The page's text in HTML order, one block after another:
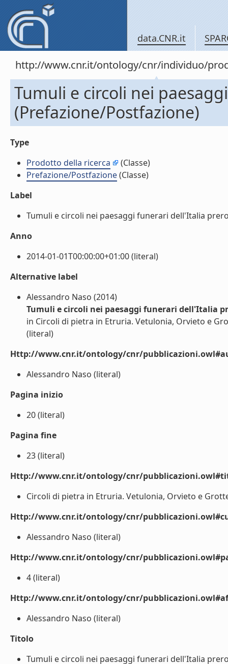
data.CNR.it
http://www.cnr.it/ontology/cnr/individuo/
Tumuli e circoli nei
(Prefazione/Postfazione)
Type
Prodotto della ricerca
(Classe)
Prefazione/Postfazione(Classe)
Label
Tumuli e circoli nei paesaggi funerari dell'Italia
Anno
2014-01-01T00:00:00+01:00 (literal)
Alternative label
Alessandro Naso (2014)
Tumuli e circoli nei paesaggi funerari dell'Italia
in Circoli di pietra in Etruria. Vetulonia, Orvieto e
(literal)
Http://www.cnr.it/ontology/cnr/
Alessandro Naso (literal)
Pagina inizio
20 (literal)
Pagina fine
23 (literal)
Http://www.cnr.it/ontology/cnr/
Circoli di pietra in Etruria. Vetulonia, Orvieto e
Http://www.cnr.it/ontology/cnr/
Alessandro Naso (literal)
Http://www.cnr.it/ontology/cnr/
4 (literal)
Http://www.cnr.it/ontology/cnr/
Alessandro Naso (literal)
Titolo
Tumuli e circoli nei paesaggi funerari dell'Italia